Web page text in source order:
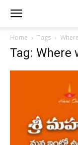
Home Tags
Tag: Where